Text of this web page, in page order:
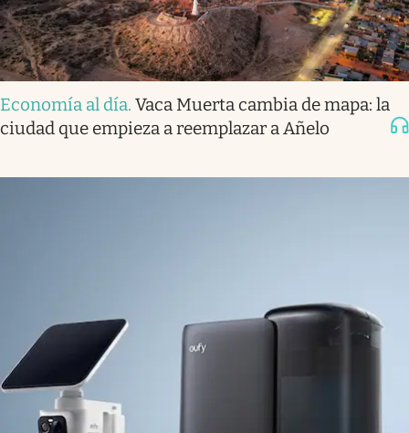
Economía al día. Vaca Muerta cambia de mapa: la
ciudad que empieza a reemplazar a Añelo